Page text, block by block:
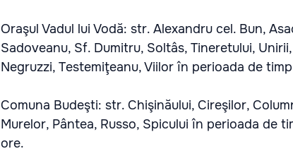
Oraşul Vadul lui Vodă: str. Alexandru cel. Bun,
Sadoveanu, Sf. Dumitru, Soltâs, Tineretului,
Negruzzi, Testemiţeanu, Viilor în perioada de
Comuna Budeşti: str. Chişinăului, Cireşilor,
Murelor, Pântea, Russo, Spicului în perioada de
ore.